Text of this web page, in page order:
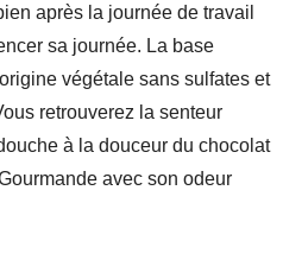
après la journée de travail
sa journée. La base
végétale sans sulfates et
retrouverez la senteur
à la douceur du chocolat
avec son odeur